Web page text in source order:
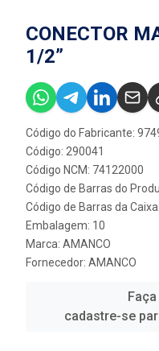
CONECTOR
1/2”
Código do Fabricante:
Código: 290041
Código NCM: 74122000
Código de Barras do
Código de Barras da
Embalagem: 10
Marca: AMANCO
Fornecedor: AMANCO
cadastre-se